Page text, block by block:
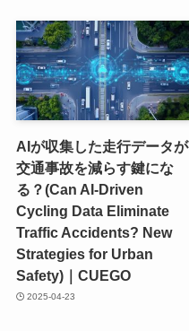
AIが収集した走行データが
交通事故を減らす鍵にな
る？(Can AI-Driven
Cycling Data Eliminate
Traffic Accidents? New
Strategies for Urban
Safety)｜CUEGO
2025-04-23